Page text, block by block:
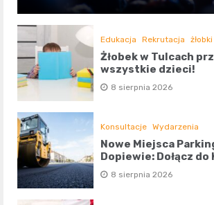
Edukacja Rekrutacja żłobki
Żłobek w Tulcach
wszystkie dzieci!
8 sierpnia 2026
Konsultacje Wydarzenia
Nowe Miejsca
Dopiewie: Dołącz
8 sierpnia 2026